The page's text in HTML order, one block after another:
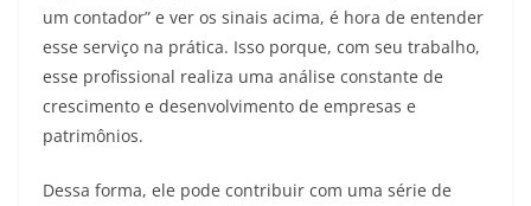
um contador” e ver os sinais acima, é hora de entender
esse serviço na prática. Isso porque, com seu trabalho,
esse profissional realiza uma análise constante de
crescimento e desenvolvimento de empresas e
patrimônios.
Dessa forma, ele pode contribuir com uma série de